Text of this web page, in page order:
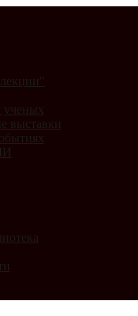
ученых
выставки